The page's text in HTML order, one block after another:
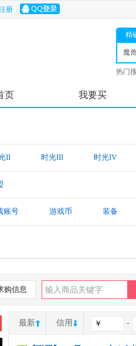
册
精
魔
光
热门
页 我要买
II 时光III 时光IV
账号 游戏币 装备
购信息
最新 信用 -